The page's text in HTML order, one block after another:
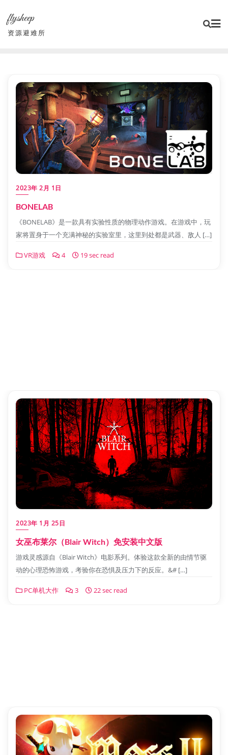
content
flysheep
资源避难所
2023年 2月 1日
BONELAB
《BONELAB》是一款具有实验性质的物理动作游戏。在游戏中，玩
家将置身于一个充满神秘的实验室里，这里到处都是武器、敌人 […]
VR游戏 4 19 sec read
2023年 1月 25日
女巫布莱尔（Blair Witch）免安装中文版
游戏灵感源自《Blair Witch》电影系列。体验这款全新的由情节驱
动的心理恐怖游戏，考验你在恐惧及压力下的反应。&# […]
PC单机大作 3 22 sec read